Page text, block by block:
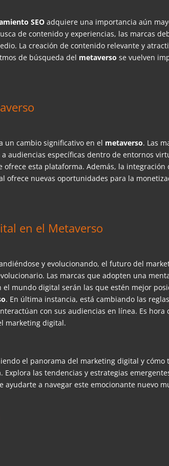
SEO adquiere una importancia aún
de contenido y experiencias, las marcas
La creación de contenido relevante y
de búsqueda del metaversose vuelven
un cambio significativo en el metaverso. Las
audiencias específicas dentro de entornos
ofrece esta plataforma. Además, la
ofrece nuevas oportunidades para la
en el Metaverso
y evolucionando, el futuro del
Las marcas que adopten una
mundo digital serán las que estén mejor
. En última instancia,está cambiando las
con sus audiencias en línea. Es hora
marketing digital.
el panorama del marketing digital y cómo
las tendencias y estrategias
a navegar este emocionante nuevo